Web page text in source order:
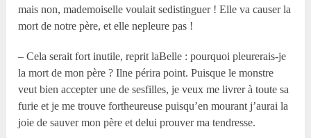
mais non, mademoiselle voulait sedistinguer ! Elle va causer la
mort de notre père, et elle nepleure pas !
– Cela serait fort inutile, reprit laBelle : pourquoi pleurerais-je
la mort de mon père ? Ilne périra point. Puisque le monstre
veut bien accepter une de sesfilles, je veux me livrer à toute sa
furie et je me trouve fortheureuse puisqu’en mourant j’aurai la
joie de sauver mon père et delui prouver ma tendresse.